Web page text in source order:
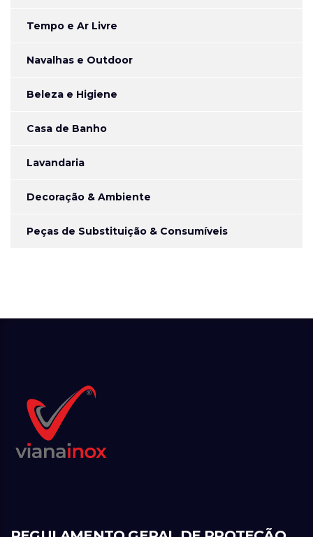
Tempo e Ar Livre
Navalhas e Outdoor
Beleza e Higiene
Casa de Banho
Lavandaria
Decoração & Ambiente
Peças de Substituição & Consumíveis